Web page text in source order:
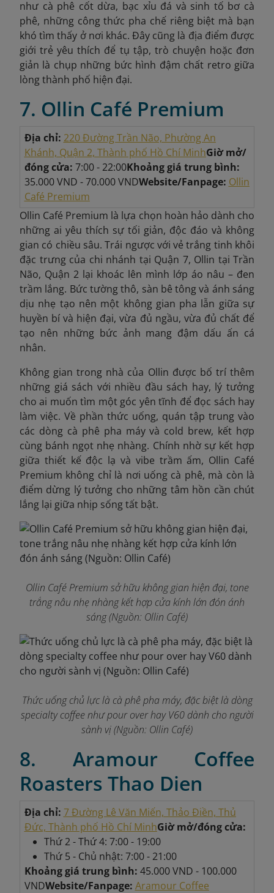
như cà phê cốt dừa, bạc xỉu đá và sinh tố bơ cà
phê, những công thức pha chế riêng biệt mà bạn
khó tìm thấy ở nơi khác. Đây cũng là địa điểm được
giới trẻ yêu thích để tụ tập, trò chuyện hoặc đơn
giản là chụp những bức hình đậm chất retro giữa
lòng thành phố hiện đại.
7. Ollin Café Premium
Địa chỉ: 220 Đường Trần Não, Phường An
Khánh, Quận 2, Thành phố Hồ Chí MinhGiờ mở/
đóng cửa: 7:00 - 22:00Khoảng giá trung bình:
35.000 VND - 70.000 VNDWebsite/Fanpage: Ollin
Café Premium
Ollin Café Premium là lựa chọn hoàn hảo dành cho
những ai yêu thích sự tối giản, độc đáo và không
gian có chiều sâu. Trái ngược với vẻ trắng tinh khôi
đặc trưng của chi nhánh tại Quận 7, Ollin tại Trần
Não, Quận 2 lại khoác lên mình lớp áo nâu – đen
trầm lắng. Bức tường thô, sàn bê tông và ánh sáng
dịu nhẹ tạo nên một không gian pha lẫn giữa sự
huyền bí và hiện đại, vừa đủ ngầu, vừa đủ chất để
tạo nên những bức ảnh mang đậm dấu ấn cá
nhân.
Không gian trong nhà của Ollin được bố trí thêm
những giá sách với nhiều đầu sách hay, lý tưởng
cho ai muốn tìm một góc yên tĩnh để đọc sách hay
làm việc. Về phần thức uống, quán tập trung vào
các dòng cà phê pha máy và cold brew, kết hợp
cùng bánh ngọt nhẹ nhàng. Chính nhờ sự kết hợp
giữa thiết kế độc lạ và vibe trầm ấm, Ollin Café
Premium không chỉ là nơi uống cà phê, mà còn là
điểm dừng lý tưởng cho những tâm hồn cần chút
lắng lại giữa nhịp sống tất bật.
Ollin Café Premium sở hữu không gian hiện đại, tone
trắng nâu nhẹ nhàng kết hợp cửa kính lớn đón ánh
sáng(Nguồn: Ollin Café)
Thức uống chủ lực là cà phê pha máy, đặc biệt là dòng
specialty coffee như pour over hay V60 dành cho người
sành vị(Nguồn: Ollin Café)
8. Aramour Coffee
Roasters Thao Dien
Địa chỉ: 7 Đường Lê Văn Miến, Thảo Điền, Thủ
Đức, Thành phố Hồ Chí MinhGiờ mở/đóng cửa:
Thứ 2 - Thứ 4: 7:00 - 19:00
Thứ 5 - Chủ nhật: 7:00 - 21:00
Khoảng giá trung bình: 45.000 VND - 100.000
VNDWebsite/Fanpage: Aramour Coffee